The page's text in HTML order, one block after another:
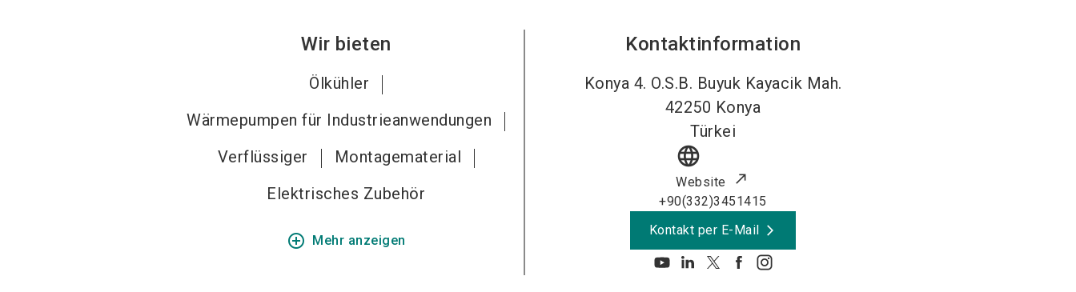
Wir bieten
Ölkühler
Wärmepumpen für Industrieanwendungen
Verflüssiger
Montagematerial
Elektrisches Zubehör
add_circle_outline Mehr anzeigen
Kontaktinformation
Konya 4. O.S.B. Buyuk Kayacik Mah.
42250 Konya
Türkei
language
Website
+90(332)3451415
Kontakt per E-Mail